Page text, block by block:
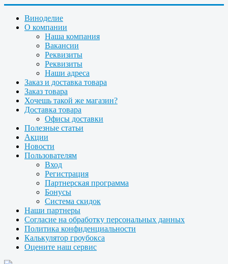
Виноделие
О компании
Наша компания
Вакансии
Реквизиты
Реквизиты
Наши адреса
Заказ и доставка товара
Заказ товара
Хочешь такой же магазин?
Доставка товара
Офисы доставки
Полезные статьи
Акции
Новости
Пользователям
Вход
Регистрация
Партнерская программа
Бонусы
Система скидок
Наши партнеры
Согласие на обработку персональных данных
Политика конфиденциальности
Калькулятор гроубокса
Оцените наш сервис